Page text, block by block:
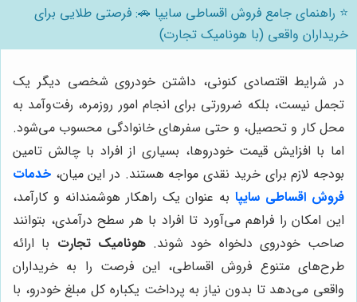
⭐️ راهنمای جامع فروش اقساطی سایپا 🚗: فرصتی طلایی برای
خریداران واقعی (با هونامیک تجارت)
در شرایط اقتصادی کنونی، داشتن خودروی شخصی دیگر یک
تجمل نیست، بلکه ضرورتی برای انجام امور روزمره، رفت‌وآمد به
محل کار و تحصیل، و حتی سفرهای خانوادگی محسوب می‌شود.
اما با افزایش قیمت خودروها، بسیاری از افراد با چالش تامین
بودجه لازم برای خرید نقدی مواجه هستند. در این میان، خدمات
فروش اقساطی سایپا به عنوان یک راهکار هوشمندانه و کارآمد،
این امکان را فراهم می‌آورد تا افراد با هر سطح درآمدی، بتوانند
صاحب خودروی دلخواه خود شوند.هونامیک تجارت با ارائه
طرح‌های متنوع فروش اقساطی، این فرصت را به خریداران
واقعی می‌دهد تا بدون نیاز به پرداخت یکباره کل مبلغ خودرو، با